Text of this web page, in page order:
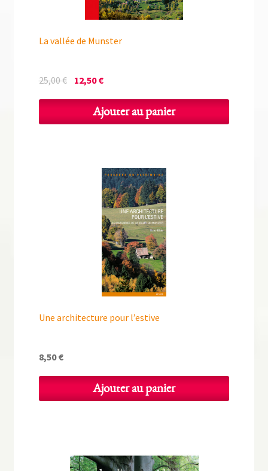
La vallée de Munster
25,00€ Le
était :
12,50€Le
actuel
est :
Ajouter au panier
Une architecture pour l’estive
8,50€
Ajouter au panier